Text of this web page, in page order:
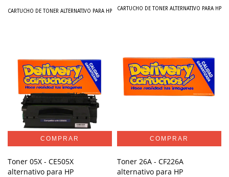
CARTUCHO DE TONER ALTERNATIVO PARA HP CARTUCHO DE TONER ALTERNATIVO PARA HP
Toner 05X - CE505X
alternativo para HP
Toner 26A - CF226A
alternativo para HP